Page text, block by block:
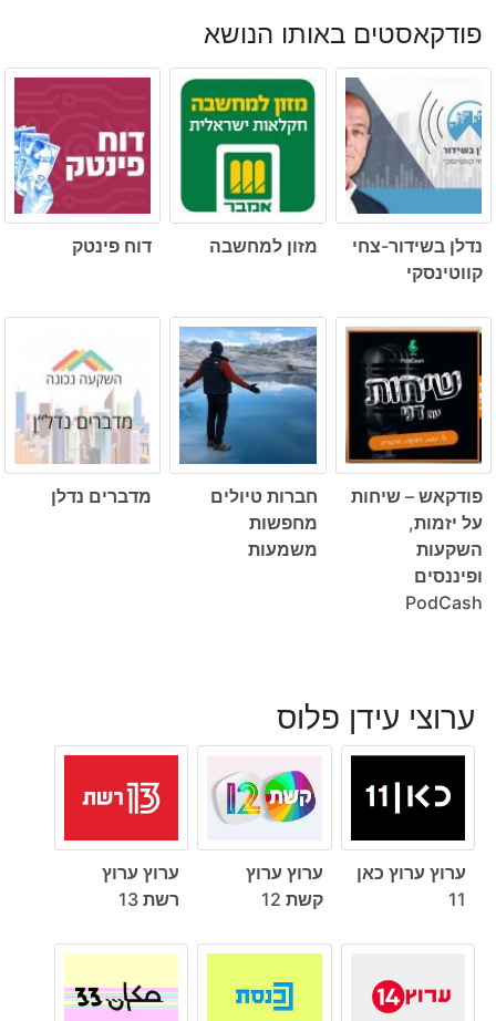
פודקאסטים באותו הנושא
נדלן בשידור-צחי
קווטינסקי
מזון למחשבה דוח פינטק
פודקאש – שיחות
על יזמות,
השקעות
ופיננסים
PodCash
חברות טיולים
מחפשות
משמעות
מדברים נדלן
ערוצי עידן פלוס
ערוץ ערוץ כאן
11
ערוץ ערוץ
קשת 12
ערוץ ערוץ
רשת 13